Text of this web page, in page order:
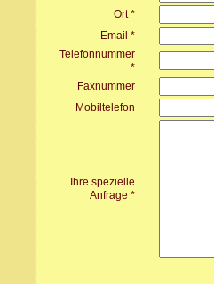
Ort *
Email *
Telefonnummer
*
Faxnummer
Mobiltelefon
Ihre spezielle
Anfrage *